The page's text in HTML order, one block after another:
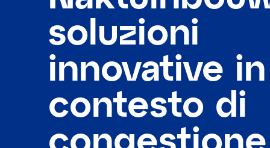
soluzioni
innovative
contesto di
congestione